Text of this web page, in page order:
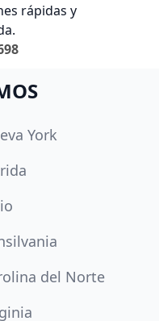
rápidas y
York
del Norte